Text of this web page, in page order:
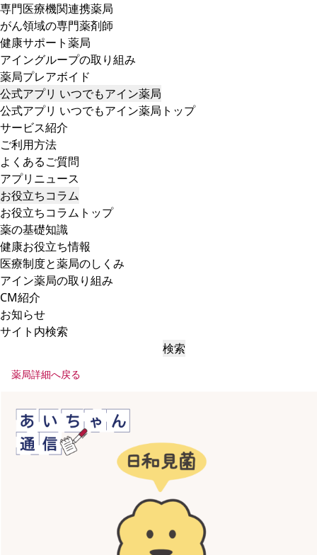
専門医療機関連携薬局
がん領域の専門薬剤師
健康サポート薬局
アイングループの取り組み
薬局プレアボイド
公式アプリ いつでもアイン薬局
公式アプリ いつでもアイン薬局トップ
サービス紹介
ご利用方法
よくあるご質問
アプリニュース
お役立ちコラム
お役立ちコラムトップ
薬の基礎知識
健康お役立ち情報
医療制度と薬局のしくみ
アイン薬局の取り組み
CM紹介
お知らせ
サイト内検索
検索
薬局詳細へ戻る